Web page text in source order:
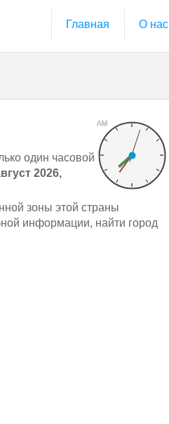
Главная О нас
AM
один часовой
2026,
зоны этой страны
информации, найти город